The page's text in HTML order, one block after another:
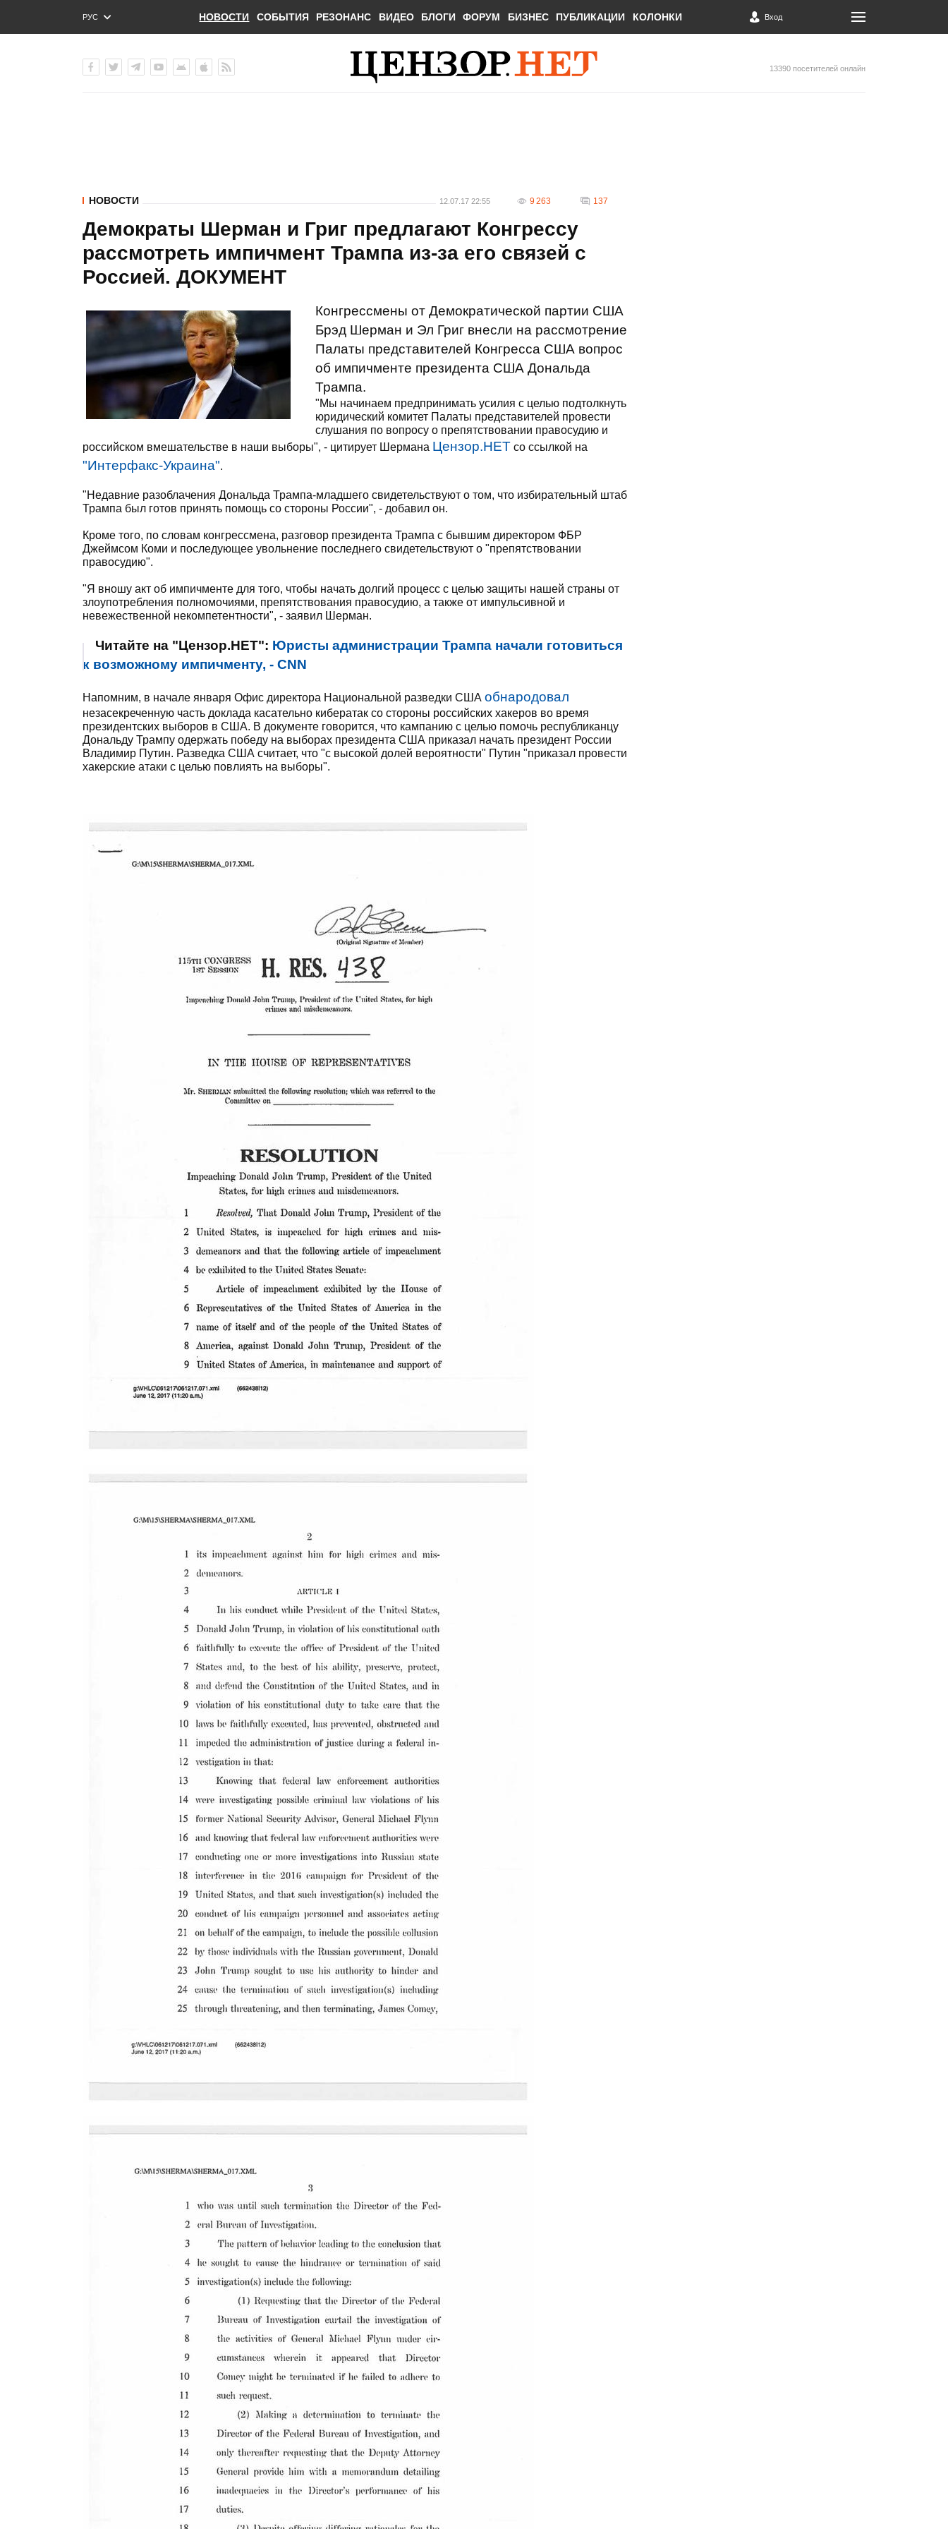
РУС
ENG
НОВОСТИ СОБЫТИЯ РЕЗОНАНС ВИДЕО БЛОГИ ФОРУМ БИЗНЕС ПУБЛИКАЦИИ КОЛОНКИ Вход
13390 посетителей онлайн
НОВОСТИ 12.07.17 22:55 9 263 137
Демократы Шерман и Григ предлагают Конгрессу
рассмотреть импичмент Трампа из-за его связей с
Россией. ДОКУМЕНТ
Конгрессмены от Демократической партии США
Брэд Шерман и Эл Григ внесли на рассмотрение
Палаты представителей Конгресса США вопрос
об импичменте президента США Дональда
Трампа.
"Мы начинаем предпринимать усилия с целью подтолкнуть
юридический комитет Палаты представителей провести
слушания по вопросу о препятствовании правосудию и
российском вмешательстве в наши выборы", - цитирует Шермана Цензор.НЕТ со ссылкой на
"Интерфакс-Украина".
"Недавние разоблачения Дональда Трампа-младшего свидетельствуют о том, что избирательный штаб
Трампа был готов принять помощь со стороны России", - добавил он.
Кроме того, по словам конгрессмена, разговор президента Трампа с бывшим директором ФБР
Джеймсом Коми и последующее увольнение последнего свидетельствуют о "препятствовании
правосудию".
"Я вношу акт об импичменте для того, чтобы начать долгий процесс с целью защиты нашей страны от
злоупотребления полномочиями, препятствования правосудию, а также от импульсивной и
невежественной некомпетентности", - заявил Шерман.
Читайте на "Цензор.НЕТ": Юристы администрации Трампа начали готовиться
к возможному импичменту, - CNN
Напомним, в начале января Офис директора Национальной разведки США обнародовал
незасекреченную часть доклада касательно кибератак со стороны российских хакеров во время
президентских выборов в США. В документе говорится, что кампанию с целью помочь республиканцу
Дональду Трампу одержать победу на выборах президента США приказал начать президент России
Владимир Путин. Разведка США считает, что "с высокой долей вероятности" Путин "приказал провести
хакерские атаки с целью повлиять на выборы".